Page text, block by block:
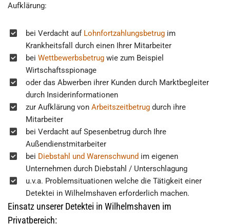
Aufklärung:
bei Verdacht auf Lohnfortzahlungsbetrug im
Krankheitsfall durch einen Ihrer Mitarbeiter
bei Wettbewerbsbetrug wie zum Beispiel
Wirtschaftsspionage
oder das Abwerben ihrer Kunden durch Marktbegleiter
durch Insiderinformationen
zur Aufklärung von Arbeitszeitbetrug durch ihre
Mitarbeiter
bei Verdacht auf Spesenbetrug durch Ihre
Außendienstmitarbeiter
bei Diebstahl und Warenschwund im eigenen
Unternehmen durch Diebstahl / Unterschlagung
u.v.a. Problemsituationen welche die Tätigkeit einer
Detektei in Wilhelmshaven erforderlich machen.
Einsatz unserer Detektei in Wilhelmshaven im
Privatbereich: